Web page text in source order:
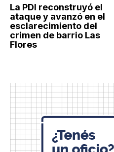
La PDI reconstruyó el
ataque y avanzó en el
esclarecimiento del
crimen de barrio Las
Flores